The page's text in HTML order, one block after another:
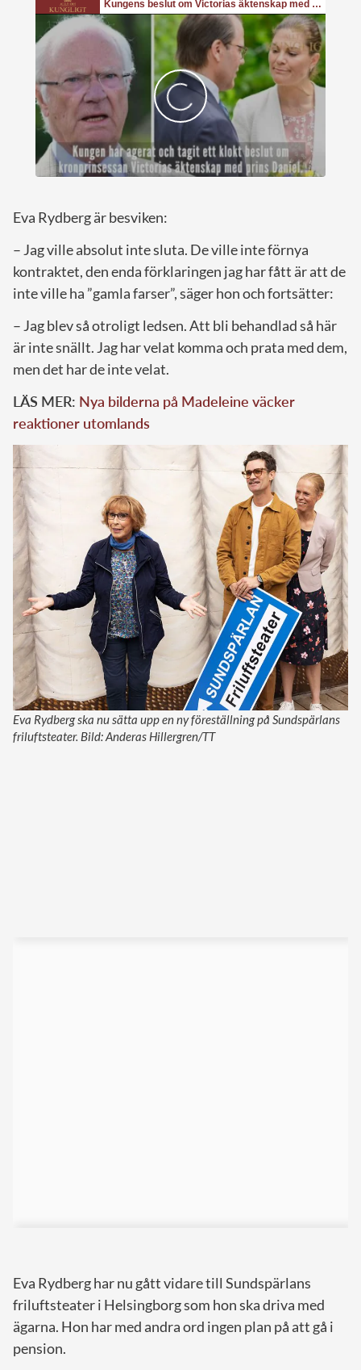
Eva Rydberg är besviken:
– Jag ville absolut inte sluta. De ville inte förnya
kontraktet, den enda förklaringen jag har fått är att de
inte ville ha ”gamla farser”, säger hon och fortsätter:
– Jag blev så otroligt ledsen. Att bli behandlad så här
är inte snällt. Jag har velat komma och prata med dem,
men det har de inte velat.
LÄS MER: Nya bilderna på Madeleine väcker
reaktioner utomlands
Eva Rydberg ska nu sätta upp en ny föreställning på Sundspärlans
friluftsteater. Bild: Anderas Hillergren/TT
Eva Rydberg har nu gått vidare till Sundspärlans
friluftsteater i Helsingborg som hon ska driva med
ägarna. Hon har med andra ord ingen plan på att gå i
pension.